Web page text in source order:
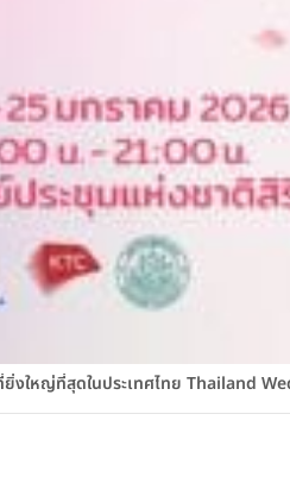
งใหญ่ที่สุดในประเทศไทย Thailand